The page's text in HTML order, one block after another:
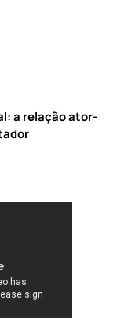
a relação ator-